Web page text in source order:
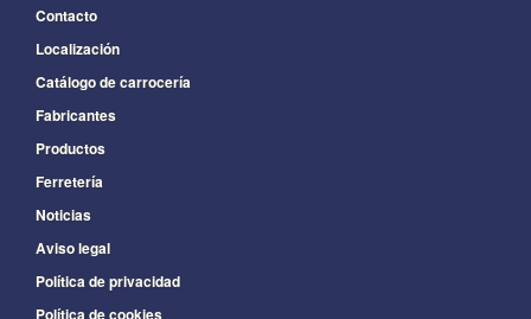
Contacto
Localización
Catálogo de carrocería
Fabricantes
Productos
Ferretería
Noticias
Aviso legal
Política de privacidad
Política de cookies